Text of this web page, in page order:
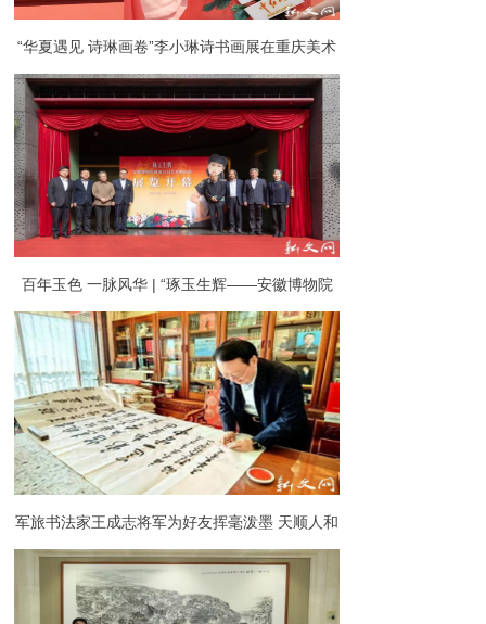
“华夏遇见 诗琳画卷”李小琳诗书画展在重庆美术
馆启幕
百年玉色 一脉风华 | “琢玉生辉——安徽博物院
藏潘玉良艺术精品展”开幕
军旅书法家王成志将军为好友挥毫泼墨 天顺人和
万事兴 风生水起顺自然成